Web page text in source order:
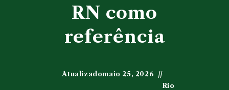
RN como
referência
Atualizadomaio 25, 2026
Rio